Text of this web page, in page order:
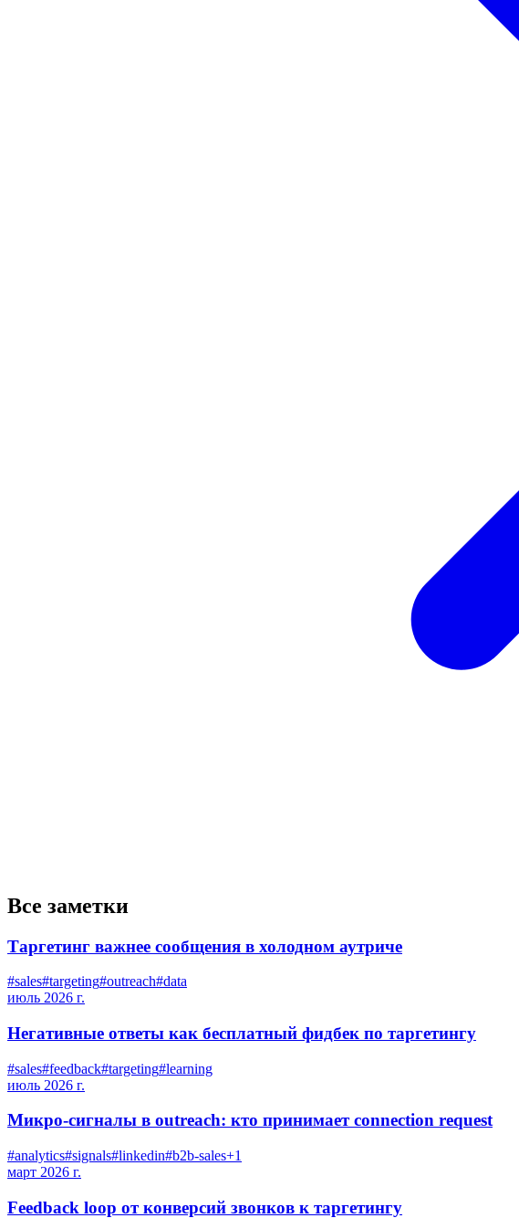
Все заметки
Таргетинг важнее сообщения в холодном аутриче
#sales#targeting#outreach#data
июль 2026 г.
Негативные ответы как бесплатный фидбек по таргетингу
#sales#feedback#targeting#learning
июль 2026 г.
Микро-сигналы в outreach: кто принимает connection request
#analytics#signals#linkedin#b2b-sales+1
март 2026 г.
Feedback loop от конверсий звонков к таргетингу